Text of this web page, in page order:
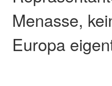
Menasse,
Europa